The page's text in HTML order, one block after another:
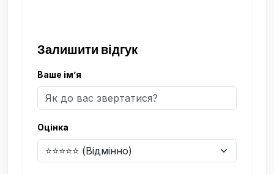
Залишити відгук
Ваше ім’я
Оцінка